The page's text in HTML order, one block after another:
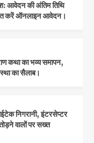
आवेदन की अंतिम तिथि
करें ऑनलाइन आवेदन।
कथा का भव्य समापन,
का सैलाब।
निगरानी, इंटरसेप्टर
वालों पर सख्त